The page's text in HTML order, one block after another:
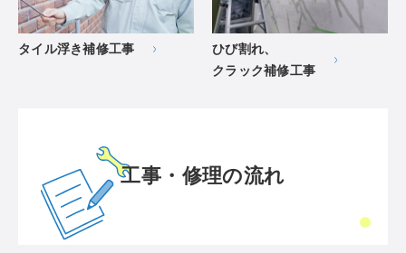
タイル浮き補修工事
ひび割れ、
クラック補修工事
工事・修理の流れ